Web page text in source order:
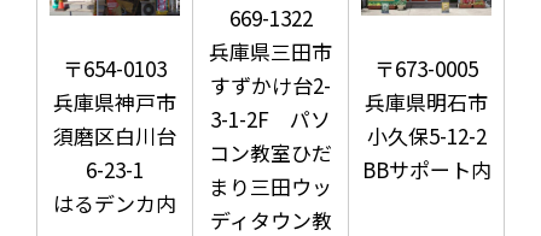
〒654-0103
兵庫県神戸市
須磨区白川台
6-23-1
はるデンカ内
669-1322
兵庫県三田市
すずかけ台2-
3-1-2F パソ
コン教室ひだ
まり三田ウッ
ディタウン教
〒673-0005
兵庫県明石市
小久保5-12-2
BBサポート内